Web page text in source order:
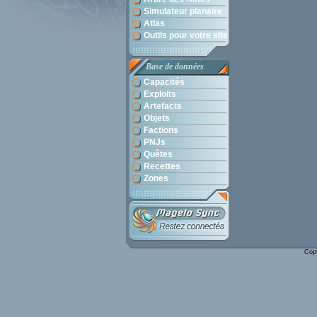
Simulateur planaire
Atlas
Outils pour votre site
Base de données
Capacités
Exploits
Artefacts
Objets
Factions
PNJs
Quêtes
Recettes
Zones